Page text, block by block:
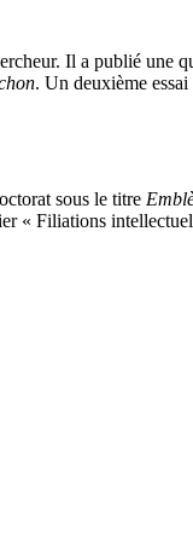
Il a publié une
. Un deuxième essai
sous le titre
« Filiations